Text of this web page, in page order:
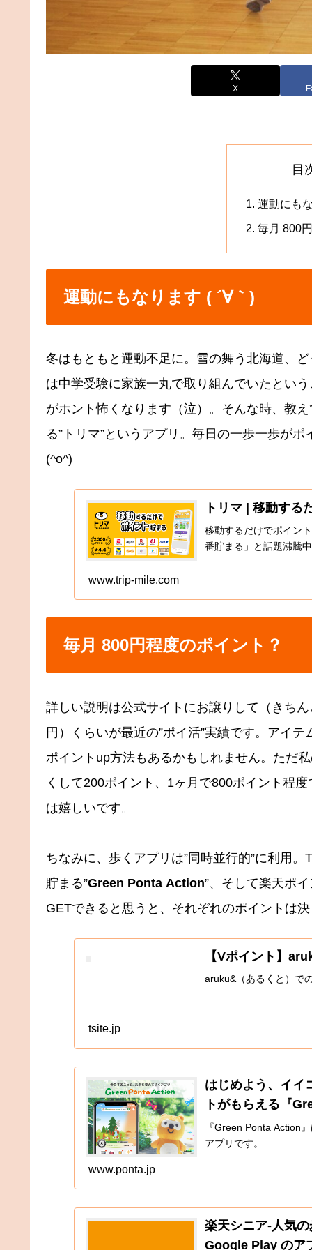
X
目
運動にも
毎月 800
運動にもなります ( ´∀｀)
冬はもともと運動不足に。雪の舞う北海道、
は中学受験に家族一丸で取り組んでいたとい
がホント怖くなります（泣）。そんな時、教
る”トリマ”というアプリ。毎日の一歩一歩が
(^o^)
トリマ | 移動する
移動するだけでポイン
番貯まる」と話題沸騰
www.trip-mile.com
毎月 800円程度のポイント？
詳しい説明は公式サイトにお譲りして（きち
円）くらいが最近の”ポイ活”実績です。アイ
ポイントup方法もあるかもしれません。ただ
くして200ポイント、1ヶ月で800ポイント程
は嬉しいです。
ちなみに、歩くアプリは”同時並行的”に利用。
貯まる”Green Ponta Action”、そして楽天ポ
GETできると思うと、それぞれのポイントは
【Vポイント】
aruku&（あるくと）で
tsite.jp
はじめよう、イイ
トがもらえる『
『Green Ponta Action
アプリです。
www.ponta.jp
楽天シニア-人気
Google Play のア